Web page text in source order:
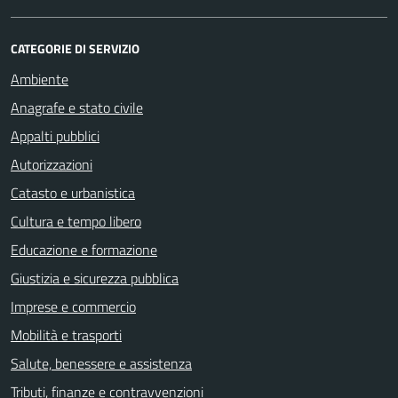
CATEGORIE DI SERVIZIO
Ambiente
Anagrafe e stato civile
Appalti pubblici
Autorizzazioni
Catasto e urbanistica
Cultura e tempo libero
Educazione e formazione
Giustizia e sicurezza pubblica
Imprese e commercio
Mobilità e trasporti
Salute, benessere e assistenza
Tributi, finanze e contravvenzioni